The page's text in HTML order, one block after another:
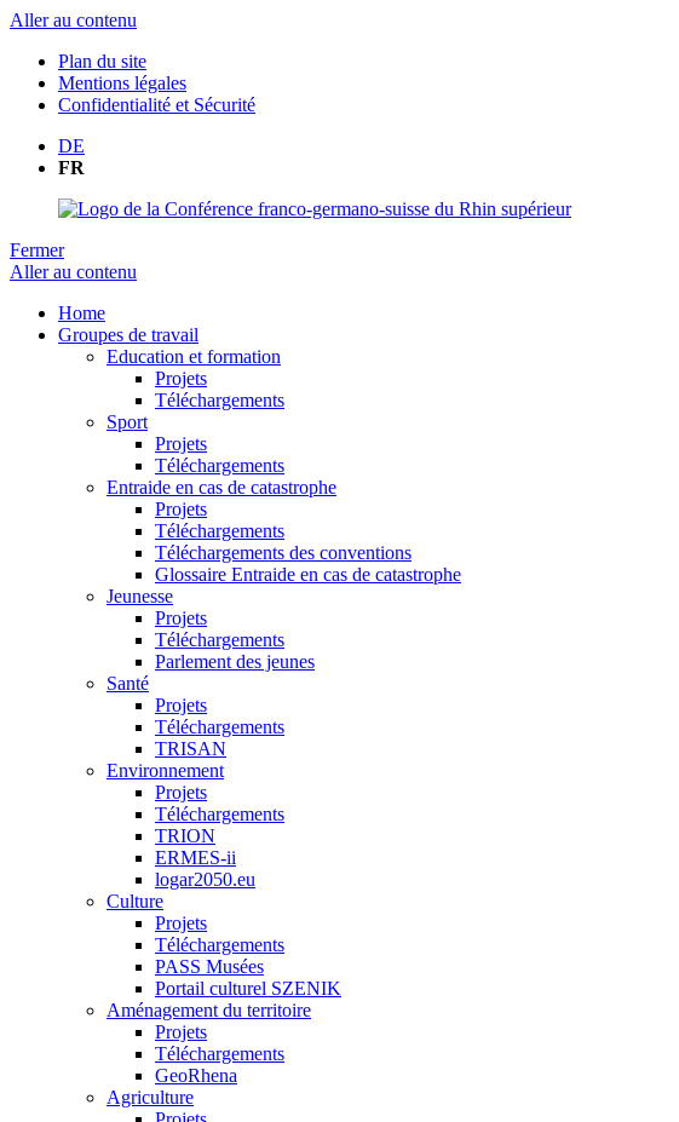
Aller au contenu
Plan du site
Mentions légales
Confidentialité et Sécurité
DE
FR
Fermer
Aller au contenu
Home
Groupes de travail
Education et formation
Projets
Téléchargements
Sport
Projets
Téléchargements
Entraide en cas de catastrophe
Projets
Téléchargements
Téléchargements des conventions
Glossaire Entraide en cas de catastrophe
Jeunesse
Projets
Téléchargements
Parlement des jeunes
Santé
Projets
Téléchargements
TRISAN
Environnement
Projets
Téléchargements
TRION
ERMES-ii
logar2050.eu
Culture
Projets
Téléchargements
PASS Musées
Portail culturel SZENIK
Aménagement du territoire
Projets
Téléchargements
GeoRhena
Agriculture